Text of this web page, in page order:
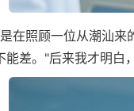
照顾一位从潮汕来
差。"后来我才明白